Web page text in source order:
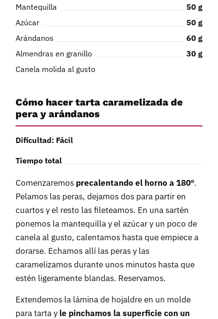
Mantequilla 50 g
Azúcar
50 g
Arándanos
60 g
Almendras en granillo
30 g
Canela molida al gusto
Cómo hacer tarta caramelizada de
pera y arándanos
Dificultad: Fácil
Tiempo total
Comenzaremos precalentando el horno a 180º.
Pelamos las peras, dejamos dos para partir en
cuartos y el resto las fileteamos. En una sartén
ponemos la mantequilla y el azúcar y un poco de
canela al gusto, calentamos hasta que empiece a
dorarse. Echamos allí las peras y las
caramelizamos durante unos minutos hasta que
estén ligeramente blandas. Reservamos.
Extendemos la lámina de hojaldre en un molde
para tarta y le pinchamos la superficie con un